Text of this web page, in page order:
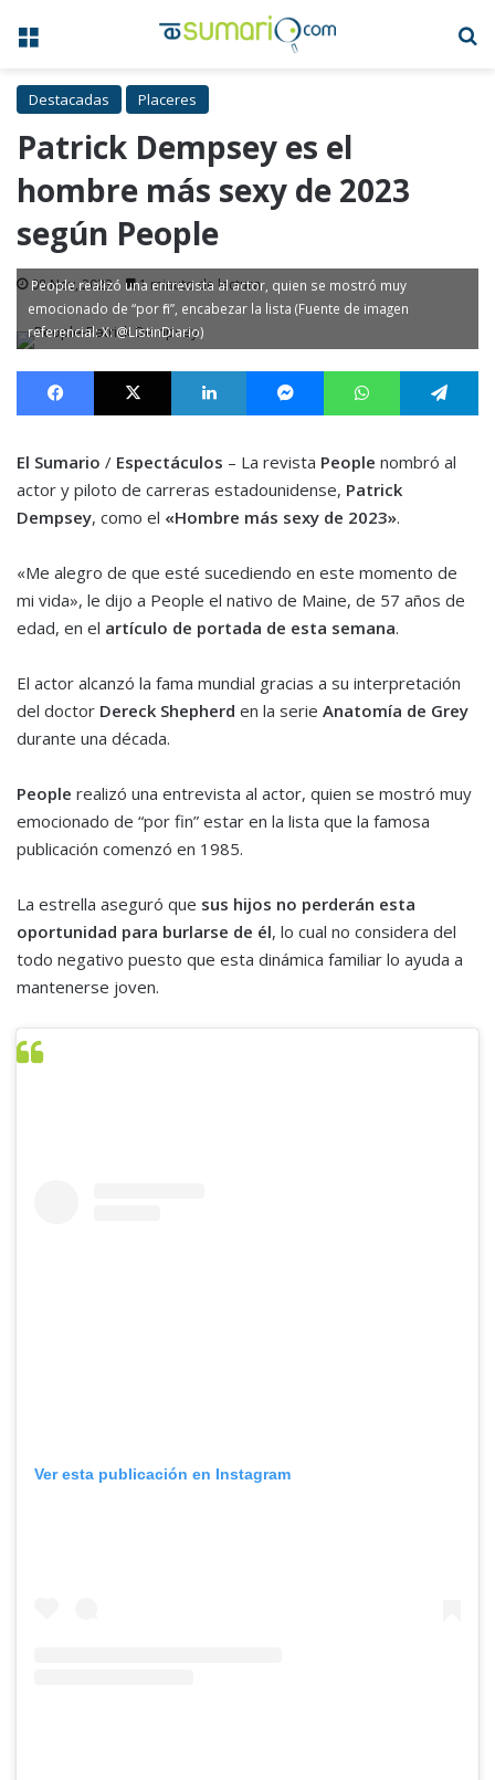
Menú
Destacadas Placeres
Patrick Dempsey es el
hombre más sexy de 2023
según People
08 Nov, 2023 1 minuto de lectura
People realizó una entrevista al actor, quien se mostró muy
emocionado de “por fin”, encabezar la lista (Fuente de imagen
referencial: X: @ListinDiario)
Facebook X LinkedIn MessengerWhatsApp
El Sumario / Espectáculos – La revista People nombró al
actor y piloto de carreras estadounidense, Patrick
Dempsey, como el «Hombre más sexy de 2023».
«Me alegro de que esté sucediendo en este momento de
mi vida», le dijo a People el nativo de Maine, de 57 años de
edad, en el artículo de portada de esta semana.
El actor alcanzó la fama mundial gracias a su interpretación
del doctor Dereck Shepherd en la serie Anatomía de Grey
durante una década.
People realizó una entrevista al actor, quien se mostró muy
emocionado de “por fin” estar en la lista que la famosa
publicación comenzó en 1985.
La estrella aseguró que sus hijos no perderán esta
oportunidad para burlarse de él, lo cual no considera del
todo negativo puesto que esta dinámica familiar lo ayuda a
mantenerse joven.
Ver esta publicación en Instagram